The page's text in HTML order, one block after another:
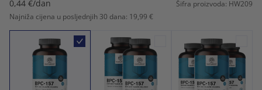
0,44 €/dan
Šifra proizvoda: HW209
Najniža cijena u posljednjih 30 dana: 19,99 €